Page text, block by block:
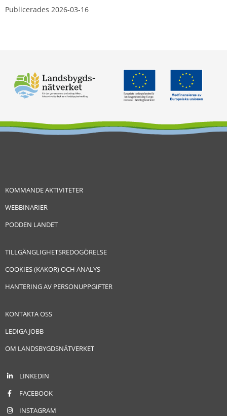
Publicerades 2026-03-16
KOMMANDE AKTIVITETER
WEBBINARIER
PODDEN LANDET
TILLGÄNGLIGHETSREDOGÖRELSE
COOKIES (KAKOR) OCH ANALYS
HANTERING AV PERSONUPPGIFTER
KONTAKTA OSS
LEDIGA JOBB
OM LANDSBYGDSNÄTVERKET
LINKEDIN
FACEBOOK
INSTAGRAM